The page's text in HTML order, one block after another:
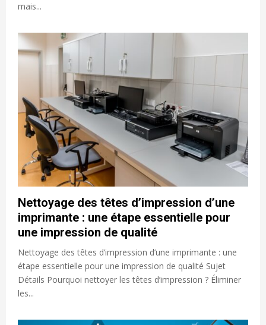
mais...
Nettoyage des têtes d’impression d’une
imprimante : une étape essentielle pour
une impression de qualité
Nettoyage des têtes d’impression d’une imprimante : une
étape essentielle pour une impression de qualité Sujet
Détails Pourquoi nettoyer les têtes d’impression ? Éliminer
les...